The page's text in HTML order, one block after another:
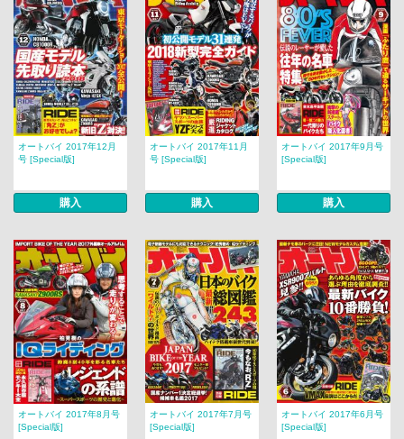
オートバイ 2017年12月
号 [Special版]
購入
オートバイ 2017年11月
号 [Special版]
購入
オートバイ 2017年9月号
[Special版]
購入
オートバイ 2017年8月号
[Special版]
オートバイ 2017年7月号
[Special版]
オートバイ 2017年6月号
[Special版]